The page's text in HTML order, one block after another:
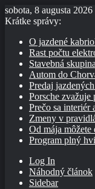
sobota, 8 augusta 2026
Krátke správy:
O jazdené
Rast počtu
Stavebná
Autom do
Predaj
Porsche
Prečo sa interiér
Zmeny v
Od mája
Program plný
Log In
Náhodný článok
Sidebar